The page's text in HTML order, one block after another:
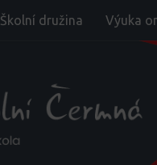
Školní družina Výuka